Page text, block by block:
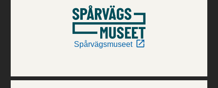
Spårvägsmuseet